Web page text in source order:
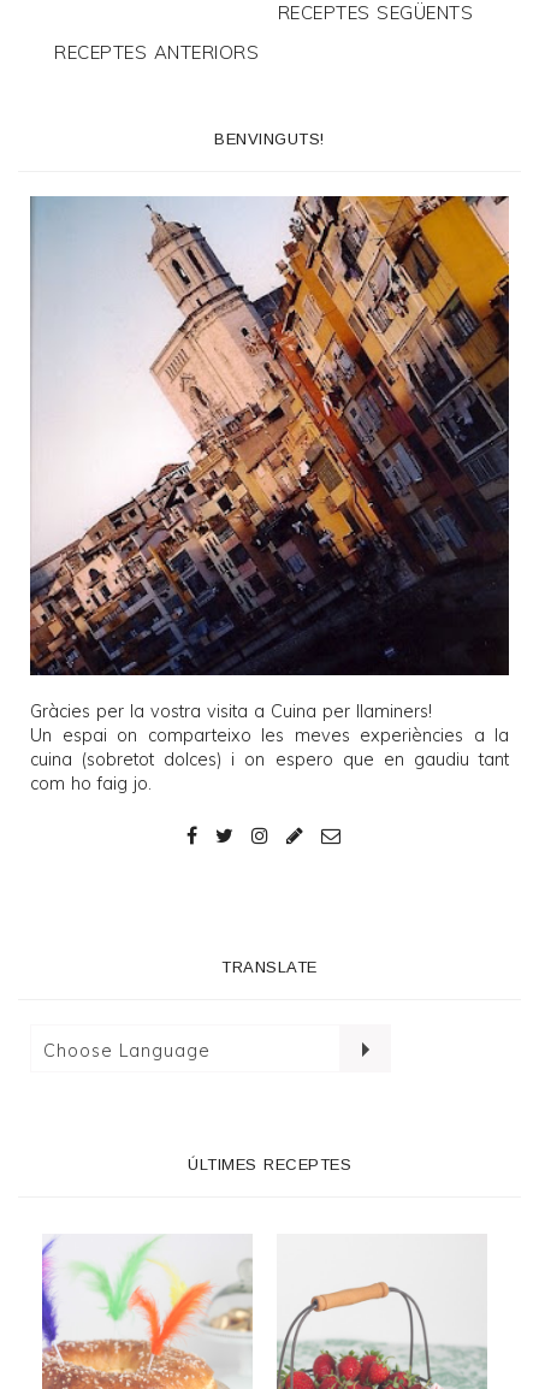
RECEPTES SEGÜENTS
RECEPTES ANTERIORS
BENVINGUTS!
Gràcies per la vostra visita a Cuina per llaminers!
Un espai on comparteixo les meves experiències a la
cuina (sobretot dolces) i on espero que en gaudiu tant
com ho faig jo.
TRANSLATE
ÚLTIMES RECEPTES